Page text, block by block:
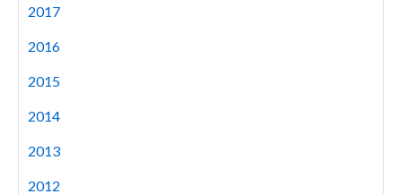
2017
2016
2015
2014
2013
2012